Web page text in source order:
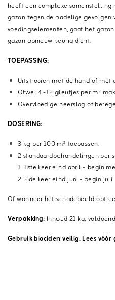
heeft een complexe
gazon tegen de nadelige gevolgen
voedingselementen, gaat het
gazon opnieuw keurig dicht.
TOEPASSING:
Uitstrooien met de hand of met
Ofwel 4 -12 gleufjes per m²
Overvloedige neerslag of
DOSERING:
3 kg per 100 m² toepassen.
2 standaardbehandelingen per
1. 1ste keer eind april - begin
2. 2de keer eind juni - begin juli
Of wanneer het schadebeeld
Verpakking: Inhoud 21 kg,
Gebruik biociden veilig. Lees